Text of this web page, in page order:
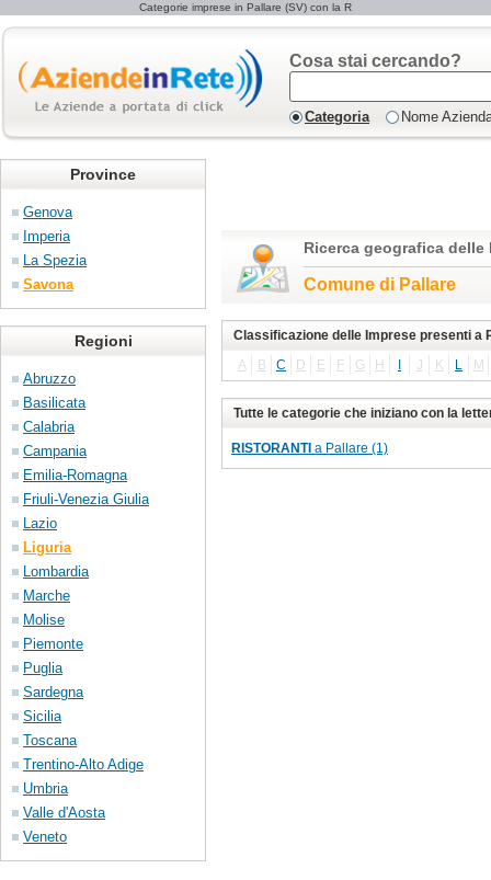
Categorie imprese in Pallare (SV) con la R
Cosa stai cercando?
Categoria Nome
Province
Genova
Imperia
La Spezia
Savona
Regioni
Abruzzo
Basilicata
Calabria
Campania
Emilia-Romagna
Friuli-Venezia Giulia
Lazio
Liguria
Lombardia
Marche
Molise
Piemonte
Puglia
Sardegna
Sicilia
Toscana
Trentino-Alto Adige
Umbria
Valle d'Aosta
Veneto
Ricerca geografica delle
Comune di Pallare
Classificazione delle Imprese presenti a
A
B C D E F G H J K L M
Tutte le categorie che iniziano con la
RISTORANTI a Pallare (1)